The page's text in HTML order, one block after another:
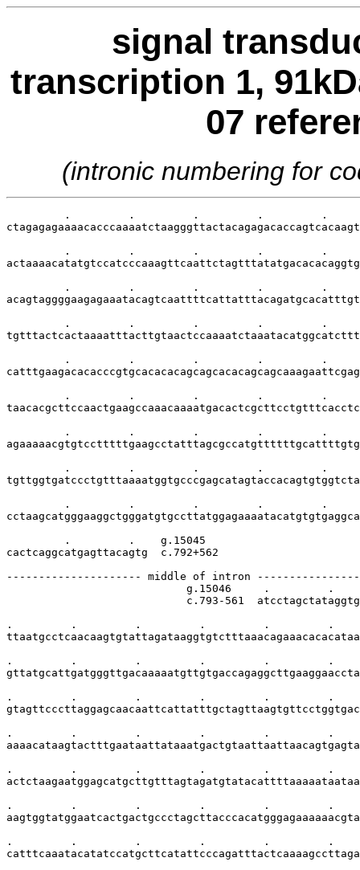
signal
transcription 1,
07
(intronic numbering for
.         .         .         .         .
.         .         .         .         .
.         .         .         .         .
.         .         .         .         .
.         .         .         .         .
.         .         .         .         .
.         .         .         .         .
.         .         .         .         .
.         .         .         .         .
         .         .    g.15045
cactcaggcatgagttacagtg  c.792+562
--------------------- middle of intron
g.15046     .         .
c.793-561
.         .         .         .         .         .
.         .         .         .         .         .
.         .         .         .         .         .
.         .         .         .         .         .
.         .         .         .         .         .
.         .         .         .         .         .
.         .         .         .         .         .